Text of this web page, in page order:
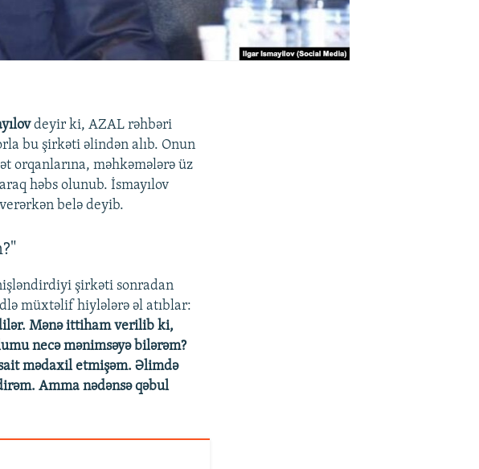
deyir ki, AZAL rəhbəri
bu şirkəti əlindən alıb. Onun
orqanlarına, məhkəmələrə üz
həbs olunub. İsmayılov
belə deyib.
şirkəti sonradan
müxtəlif hiylələrə əl atıblar:
Mənə ittiham verilib ki,
necə mənimsəyə bilərəm?
mədaxil etmişəm. Əlimdə
Amma nədənsə qəbul